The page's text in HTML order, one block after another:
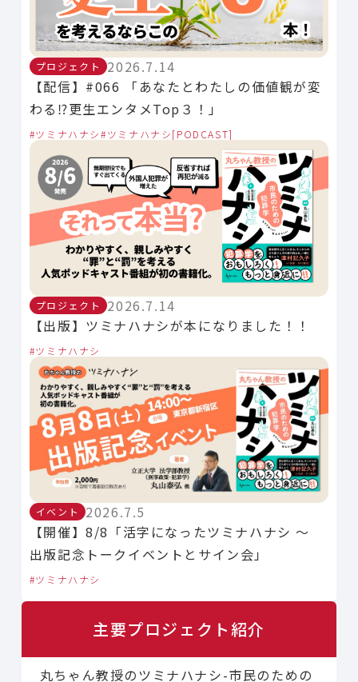
プロジェクト
2026.7.14
【配信】#066 「あなたとわたしの価値観が変
わる⁉︎更生エンタメTop３！」
ツミナハナシ ツミナハナシ[PODCAST]
プロジェクト
2026.7.14
【出版】ツミナハナシが本になりました！！
ツミナハナシ
イベント
2026.7.5
【開催】8/8「活字になったツミナハナシ 〜
出版記念トークイベントとサイン会」
ツミナハナシ
主要プロジェクト紹介
丸ちゃん教授のツミナハナシ-市民のための